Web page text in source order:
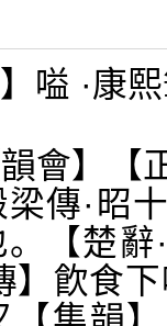
】嗌 ·康
會】【
梁傳·昭
【楚
】飮食